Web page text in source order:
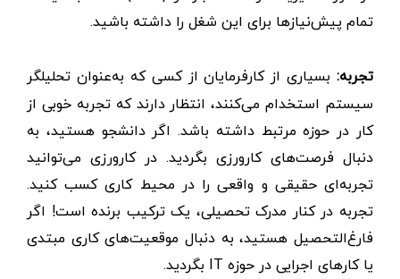
تمام پیش‌نیازها برای این شغل را داشته باشید.
تجربه: بسیاری از کارفرمایان از کسی که به‌عنوان تحلیلگر
سیستم استخدام می‌کنند، انتظار دارند که تجربه خوبی از
کار در حوزه مرتبط داشته باشد. اگر دانشجو هستید، به
دنبال فرصت‌های کارورزی بگردید. در کارورزی می‌توانید
تجربه‌ای حقیقی و واقعی را در محیط کاری کسب کنید.
تجربه در کنار مدرک تحصیلی، یک ترکیب برنده است! اگر
فارغ‌التحصیل هستید، به دنبال موقعیت‌های کاری مبتدی
یا کارهای اجرایی در حوزه IT بگردید.